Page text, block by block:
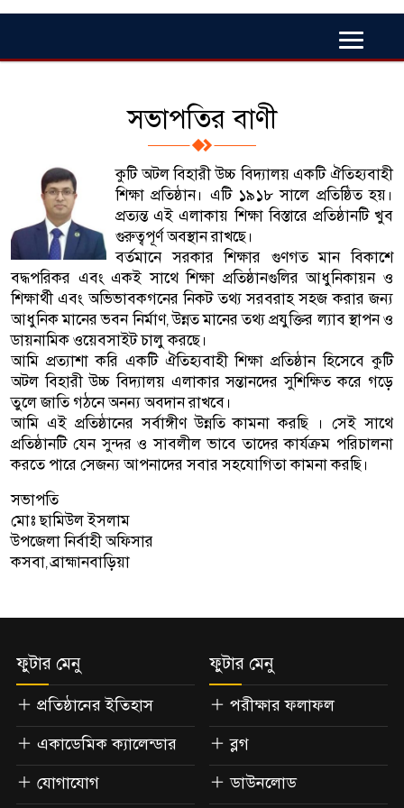
সভাপতির বাণী
কুটি অটল বিহারী উচ্চ বিদ্যালয় একটি ঐতিহ্যবাহী
শিক্ষা প্রতিষ্ঠান। এটি ১৯১৮ সালে প্রতিষ্ঠিত হয়।
প্রত্যন্ত এই এলাকায় শিক্ষা বিস্তারে প্রতিষ্ঠানটি খুব
গুরুত্বপূর্ণ অবস্থান রাখছে।
বর্তমানে সরকার শিক্ষার গুণগত মান বিকাশে
বদ্ধপরিকর এবং একই সাথে শিক্ষা প্রতিষ্ঠানগুলির আধুনিকায়ন ও
শিক্ষার্থী এবং অভিভাবকগনের নিকট তথ্য সরবরাহ সহজ করার জন্য
আধুনিক মানের ভবন নির্মাণ, উন্নত মানের তথ্য প্রযুক্তির ল্যাব স্থাপন ও
ডায়নামিক ওয়েবসাইট চালু করছে।
আমি প্রত্যাশা করি একটি ঐতিহ্যবাহী শিক্ষা প্রতিষ্ঠান হিসেবে কুটি
অটল বিহারী উচ্চ বিদ্যালয় এলাকার সন্তানদের সুশিক্ষিত করে গড়ে
তুলে জাতি গঠনে অনন্য অবদান রাখবে।
আমি এই প্রতিষ্ঠানের সর্বাঙ্গীণ উন্নতি কামনা করছি । সেই সাথে
প্রতিষ্ঠানটি যেন সুন্দর ও সাবলীল ভাবে তাদের কার্যক্রম পরিচালনা
করতে পারে সেজন্য আপনাদের সবার সহযোগিতা কামনা করছি।
সভাপতি
মোঃ ছামিউল ইসলাম
উপজেলা নির্বাহী অফিসার
কসবা, ব্রাহ্মানবাড়িয়া
ফুটার মেনু
প্রতিষ্ঠানের ইতিহাস
একাডেমিক ক্যালেন্ডার
যোগাযোগ
ফুটার মেনু
পরীক্ষার ফলাফল
ব্লগ
ডাউনলোড